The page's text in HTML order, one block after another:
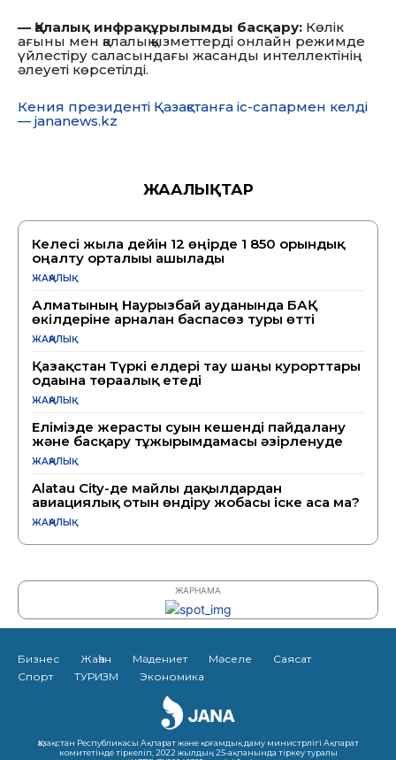
— Қалалық инфрақұрылымды басқару: Көлік
ағыны мен қалалық қызметтерді онлайн режимде
үйлестіру саласындағы жасанды интеллектінің
әлеуеті көрсетілді.
Кения президенті Қазақстанға іс-сапармен келді
— jananews.kz
ЖАҢАЛЫҚТАР
Келесі жылға дейін 12 өңірде 1 850 орындық
оңалту орталығы ашылады
ЖАҢАЛЫҚ
Алматының Наурызбай ауданында БАҚ
өкілдеріне арналған баспасөз туры өтті
ЖАҢАЛЫҚ
Қазақстан Түркі елдері тау шаңғы курорттары
одағына төрағалық етеді
ЖАҢАЛЫҚ
Елімізде жерасты суын кешенді пайдалану
және басқару тұжырымдамасы әзірленуде
ЖАҢАЛЫҚ
Alatau City-де майлы дақылдардан
авиациялық отын өндіру жобасы іске аса ма?
ЖАҢАЛЫҚ
ЖАРНАМА
Бизнес Жаһан Мәдениет Мәселе
Саясат
Спорт
ТУРИЗМ Экономика
Қазақстан Республикасы Ақпарат және қоғамдық даму министрлігі Ақпарат
комитетінде тіркеліп, 2022 жылдың 25-ақпанында тіркеу туралы